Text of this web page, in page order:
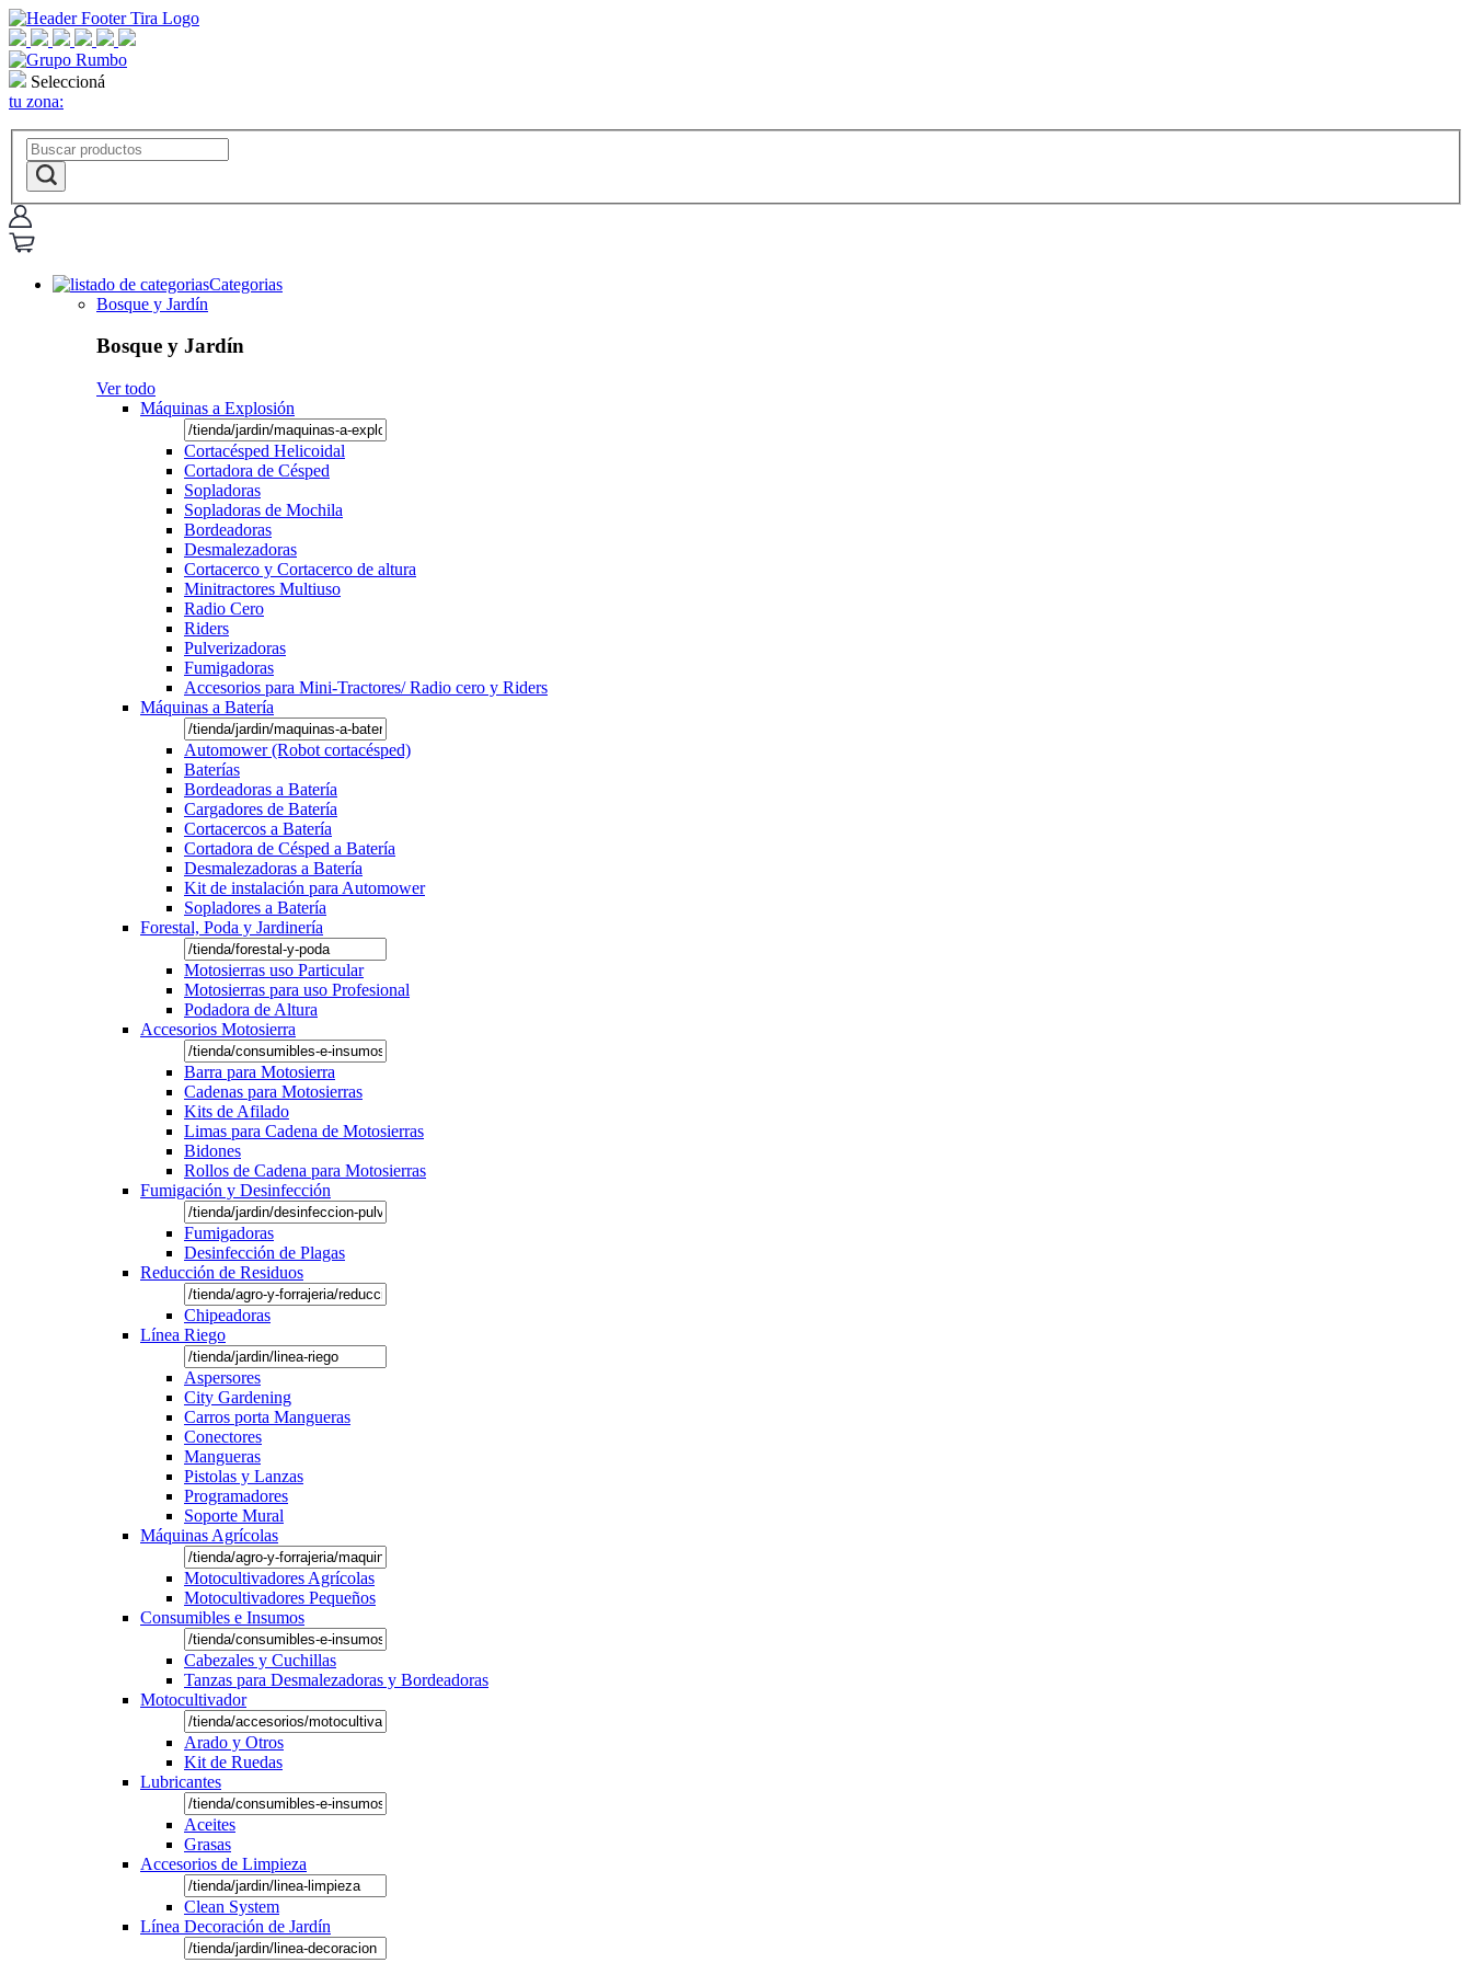
Seleccioná
tu zona:
Categorias
Bosque y Jardín
Bosque y Jardín
Ver todo
Máquinas a Explosión
Cortacésped Helicoidal
Cortadora de Césped
Sopladoras
Sopladoras de Mochila
Bordeadoras
Desmalezadoras
Cortacerco y Cortacerco de altura
Minitractores Multiuso
Radio Cero
Riders
Pulverizadoras
Fumigadoras
Accesorios para Mini-Tractores/ Radio cero y Riders
Máquinas a Batería
Automower (Robot cortacésped)
Baterías
Bordeadoras a Batería
Cargadores de Batería
Cortacercos a Batería
Cortadora de Césped a Batería
Desmalezadoras a Batería
Kit de instalación para Automower
Sopladores a Batería
Forestal, Poda y Jardinería
Motosierras uso Particular
Motosierras para uso Profesional
Podadora de Altura
Accesorios Motosierra
Barra para Motosierra
Cadenas para Motosierras
Kits de Afilado
Limas para Cadena de Motosierras
Bidones
Rollos de Cadena para Motosierras
Fumigación y Desinfección
Fumigadoras
Desinfección de Plagas
Reducción de Residuos
Chipeadoras
Línea Riego
Aspersores
City Gardening
Carros porta Mangueras
Conectores
Mangueras
Pistolas y Lanzas
Programadores
Soporte Mural
Máquinas Agrícolas
Motocultivadores Agrícolas
Motocultivadores Pequeños
Consumibles e Insumos
Cabezales y Cuchillas
Tanzas para Desmalezadoras y Bordeadoras
Motocultivador
Arado y Otros
Kit de Ruedas
Lubricantes
Aceites
Grasas
Accesorios de Limpieza
Clean System
Línea Decoración de Jardín